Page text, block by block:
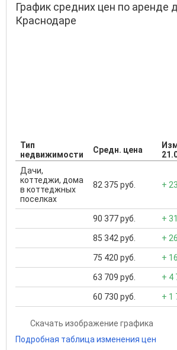
График средних цен по аренде
Краснодаре
Тип
недвижимости
Средн. цена
Дачи,
коттеджи, дома
в коттеджных
поселках
82 375 руб. +
90 377 руб. +
85 342 руб. +
75 420 руб. +
63 709 руб. + 4
60 730 руб. + 1
Скачать изображение графика
Подробная таблица изменения цен